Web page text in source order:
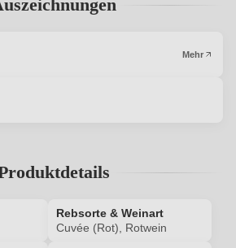
Mehr
Rebsorte & Weinart
Cuvée (Rot), Rotwein